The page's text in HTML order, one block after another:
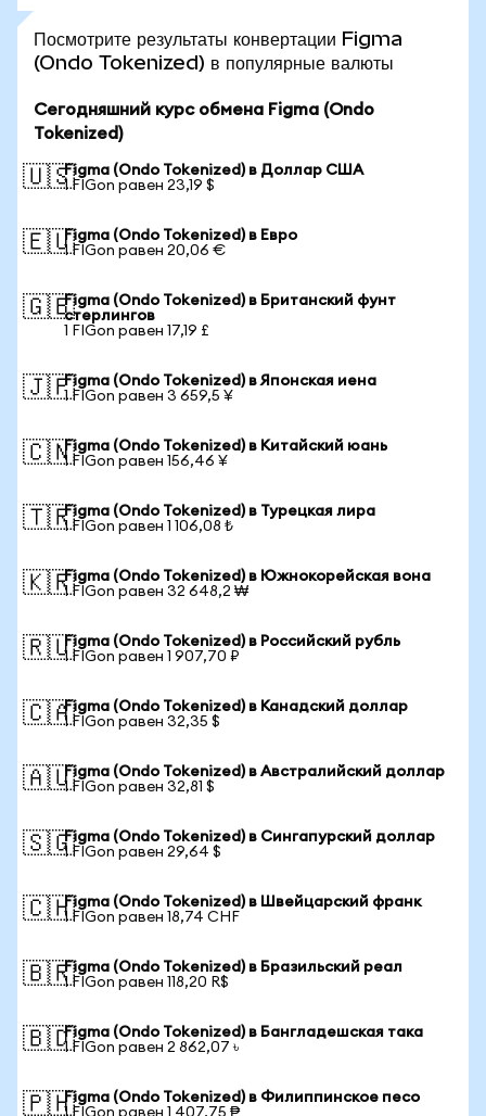
Посмотрите результаты конвертации Figma
(Ondo Tokenized) в популярные валюты
Сегодняшний курс обмена Figma (Ondo
Tokenized)
🇺🇸Figma (Ondo Tokenized) в Доллар США
1 FIGon равен 23,19 $
🇪🇺Figma (Ondo Tokenized) в Евро
1 FIGon равен 20,06 €
🇬🇧Figma (Ondo Tokenized) в Британский фунт
стерлингов
1 FIGon равен 17,19 £
🇯🇵Figma (Ondo Tokenized) в Японская иена
1 FIGon равен 3 659,5 ¥
🇨🇳Figma (Ondo Tokenized) в Китайский юань
1 FIGon равен 156,46 ¥
🇹🇷Figma (Ondo Tokenized) в Турецкая лира
1 FIGon равен 1 106,08 ₺
🇰🇷Figma (Ondo Tokenized) в Южнокорейская вона
1 FIGon равен 32 648,2 ₩
🇷🇺Figma (Ondo Tokenized) в Российский рубль
1 FIGon равен 1 907,70 ₽
🇨🇦Figma (Ondo Tokenized) в Канадский доллар
1 FIGon равен 32,35 $
🇦🇺Figma (Ondo Tokenized) в Австралийский доллар
1 FIGon равен 32,81 $
🇸🇬Figma (Ondo Tokenized) в Сингапурский доллар
1 FIGon равен 29,64 $
🇨🇭Figma (Ondo Tokenized) в Швейцарский франк
1 FIGon равен 18,74 CHF
🇧🇷Figma (Ondo Tokenized) в Бразильский реал
1 FIGon равен 118,20 R$
🇧🇩Figma (Ondo Tokenized) в Бангладешская така
1 FIGon равен 2 862,07 ৳
🇵🇭Figma (Ondo Tokenized) в Филиппинское песо
1 FIGon равен 1 407,75 ₱